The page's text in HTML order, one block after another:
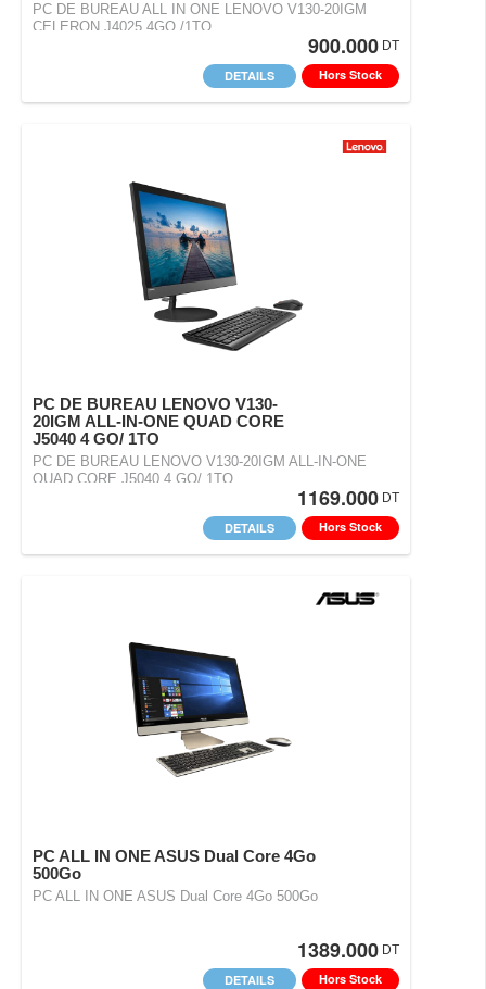
PC DE BUREAU LENOVO V130-
20IGM ALL-IN-ONE QUAD CORE
J5040 4 GO/ 1TO
PC DE BUREAU LENOVO V130-20IGM ALL-IN-ONE
QUAD CORE J5040 4 GO/ 1TO
1169.000 DT
Hors Stock
DETAILS
PC DE BUREAU ALL IN ONE LENOVO V130-20IGM
CELERON J4025 4GO /1TO
900.000 DT
Hors Stock
DETAILS
PC ALL IN ONE ASUS Dual Core 4Go
500Go
PC ALL IN ONE ASUS Dual Core 4Go 500Go
1389.000 DT
Hors Stock
DETAILS